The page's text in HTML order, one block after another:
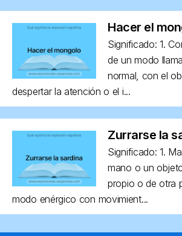
Hacer el
Significado: 1.
de un modo
normal, con el
despertar la atención o el i...
Zurrarse la
Significado: 1.
mano o un
propio o de otra
modo enérgico con movimient...